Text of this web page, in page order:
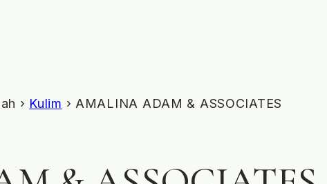
› Kulim › AMALINA ADAM & ASSOCIATES